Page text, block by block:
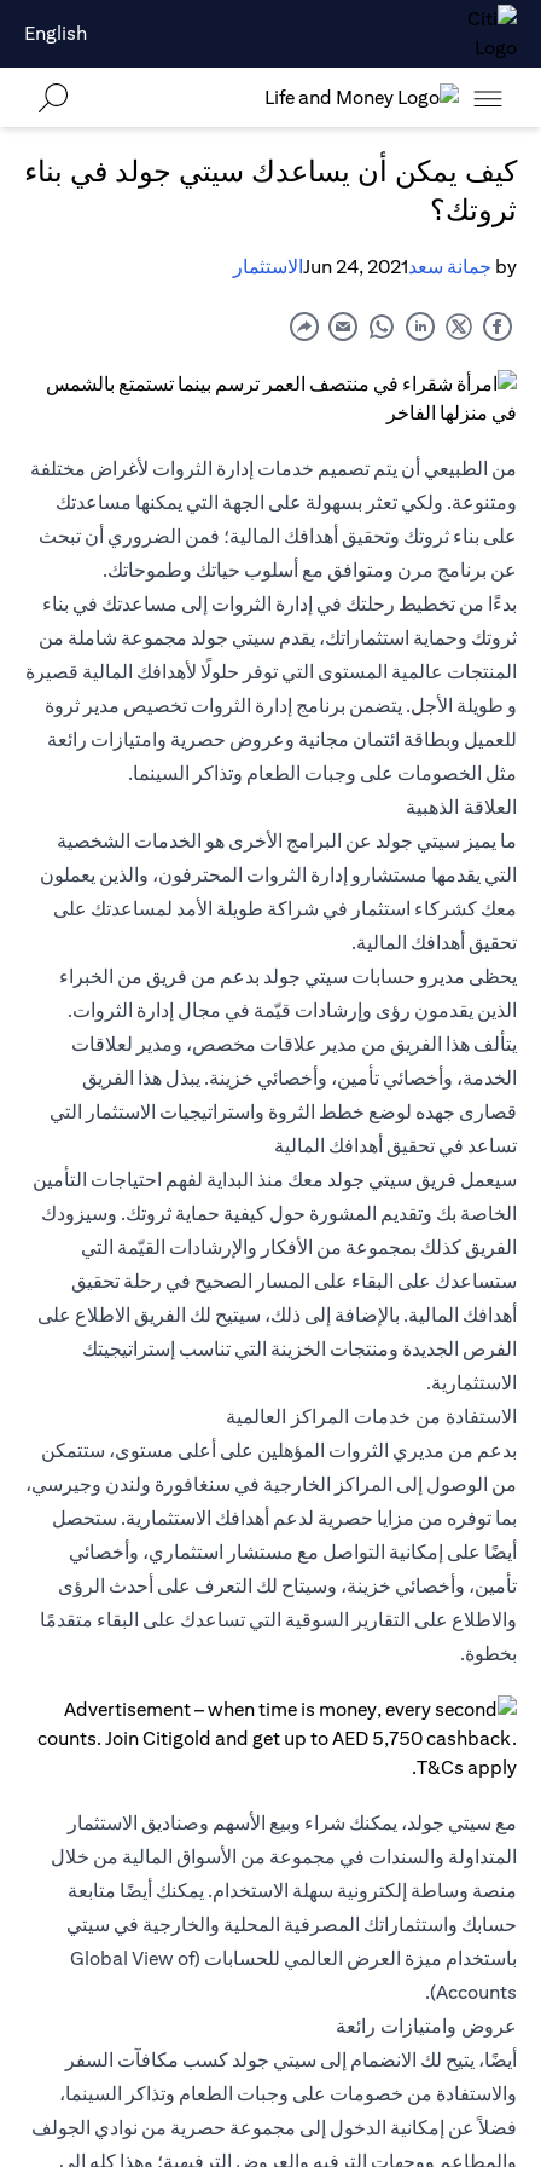
English
كيف يمكن أن يساعدك سيتي جولد في بناء
ثروتك؟
by جمانة سعدJun 24, 2021الاستثمار
من الطبيعي أن يتم تصميم خدمات إدارة الثروات لأغراض مختلفة
ومتنوعة. ولكي تعثر بسهولة على الجهة التي يمكنها مساعدتك
على بناء ثروتك وتحقيق أهدافك المالية؛ فمن الضروري أن تبحث
عن برنامج مرن ومتوافق مع أسلوب حياتك وطموحاتك.
بدءًا من تخطيط رحلتك في إدارة الثروات إلى مساعدتك في بناء
ثروتك وحماية استثماراتك، يقدم سيتي جولد مجموعة شاملة من
المنتجات عالمية المستوى التي توفر حلولًا لأهدافك المالية قصيرة
و طويلة الأجل. يتضمن برنامج إدارة الثروات تخصيص مدير ثروة
للعميل وبطاقة ائتمان مجانية وعروض حصرية وامتيازات رائعة
مثل الخصومات على وجبات الطعام وتذاكر السينما.
العلاقة الذهبية
ما يميز سيتي جولد عن البرامج الأخرى هو الخدمات الشخصية
التي يقدمها مستشارو إدارة الثروات المحترفون، والذين يعملون
معك كشركاء استثمار في شراكة طويلة الأمد لمساعدتك على
تحقيق أهدافك المالية.
يحظى مديرو حسابات سيتي جولد بدعم من فريق من الخبراء
الذين يقدمون رؤى وإرشادات قيّمة في مجال إدارة الثروات.
يتألف هذا الفريق من مدير علاقات مخصص، ومدير لعلاقات
الخدمة، وأخصائي تأمين، وأخصائي خزينة. يبذل هذا الفريق
قصارى جهده لوضع خطط الثروة واستراتيجيات الاستثمار التي
تساعد في تحقيق أهدافك المالية
سيعمل فريق سيتي جولد معك منذ البداية لفهم احتياجات التأمين
الخاصة بك وتقديم المشورة حول كيفية حماية ثروتك. وسيزودك
الفريق كذلك بمجموعة من الأفكار والإرشادات القيّمة التي
ستساعدك على البقاء على المسار الصحيح في رحلة تحقيق
أهدافك المالية. بالإضافة إلى ذلك، سيتيح لك الفريق الاطلاع على
الفرص الجديدة ومنتجات الخزينة التي تناسب إستراتيجيتك
الاستثمارية.
الاستفادة من خدمات المراكز العالمية
بدعم من مديري الثروات المؤهلين على أعلى مستوى، ستتمكن
من الوصول إلى المراكز الخارجية في سنغافورة ولندن وجيرسي،
بما توفره من مزايا حصرية لدعم أهدافك الاستثمارية. ستحصل
أيضًا على إمكانية التواصل مع مستشار استثماري، وأخصائي
تأمين، وأخصائي خزينة، وسيتاح لك التعرف على أحدث الرؤى
والاطلاع على التقارير السوقية التي تساعدك على البقاء متقدمًا
بخطوة.
مع سيتي جولد، يمكنك شراء وبيع الأسهم وصناديق الاستثمار
المتداولة والسندات في مجموعة من الأسواق المالية من خلال
منصة وساطة إلكترونية سهلة الاستخدام. يمكنك أيضًا متابعة
حسابك واستثماراتك المصرفية المحلية والخارجية في سيتي
باستخدام ميزة العرض العالمي للحسابات (Global View of
Accounts).
عروض وامتيازات رائعة
أيضًا، يتيح لك الانضمام إلى سيتي جولد كسب مكافآت السفر
والاستفادة من خصومات على وجبات الطعام وتذاكر السينما،
فضلاً عن إمكانية الدخول إلى مجموعة حصرية من نوادي الجولف
والمطاعم ووجهات الترفيه والعروض الترفيهية؛ وهذا كله إلى